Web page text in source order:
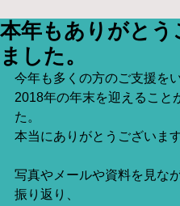
本年もありがとう
ました。
今年も多くの方のご支援を
2018年の年末を迎えること
た。
本当にありがとうございます
写真やメールや資料を見な
振り返り、